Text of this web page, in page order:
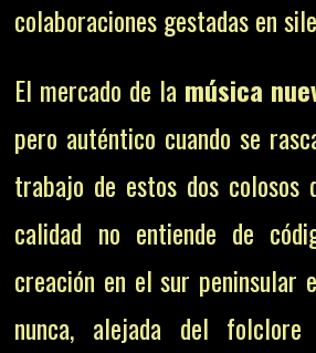
colaboraciones gestadas en
El mercado de la música
pero auténtico cuando se
trabajo de estos dos colosos
calidad no entiende de
creación en el sur peninsular
nunca, alejada del folclore